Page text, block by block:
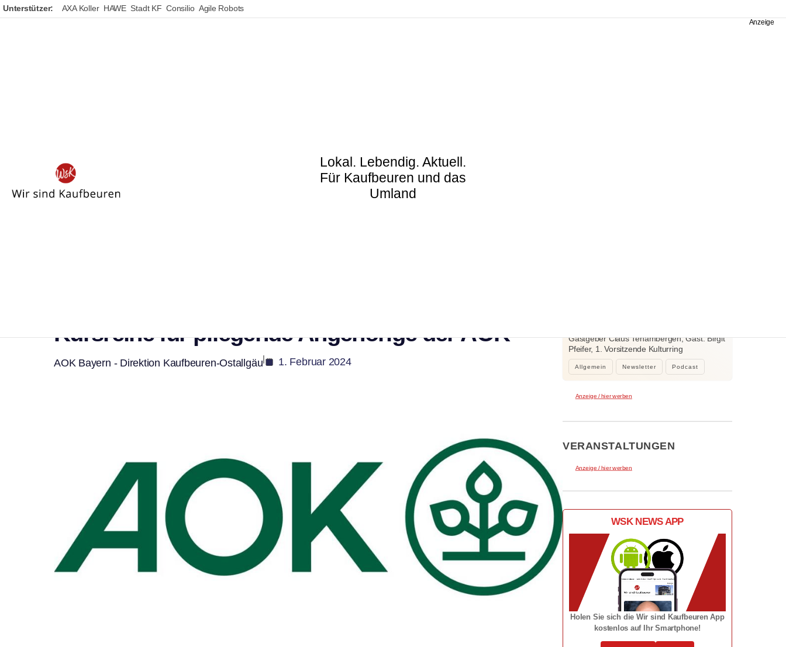
Unterstützer: AXA Koller HAWE Stadt KF Consilio Agile Robots
Lokal. Lebendig. Aktuell.
Für Kaufbeuren und das
Umland
Kursreihe für pflegende Angehörige der AOK
AOK Bayern - Direktion Kaufbeuren-Ostallgäu| 1. Februar 2024 Allgemein Newsletter Podcast
Kultur
Gastgeber Claus Tenambergen, Gast: Birgit
Pfeifer, 1. Vorsitzende Kulturring
Kaufbeuren…
Anzeige / hier werben
VERANSTALTUNGEN
Anzeige / hier werben
WSK NEWS APP
Holen Sie sich die Wir sind Kaufbeuren App
kostenlos auf Ihr Smartphone!